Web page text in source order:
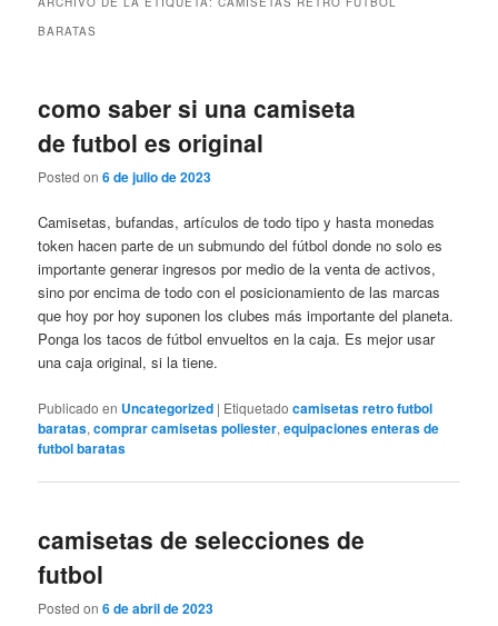
BARATAS
como saber si una camiseta
de futbol es original
Posted on6 de julio de 2023
Camisetas, bufandas, artículos de todo tipo y hasta monedas
token hacen parte de un submundo del fútbol donde no solo es
importante generar ingresos por medio de la venta de activos,
sino por encima de todo con el posicionamiento de las marcas
que hoy por hoy suponen los clubes más importante del planeta.
Ponga los tacos de fútbol envueltos en la caja. Es mejor usar
una caja original, si la tiene.
Publicado en Uncategorized | Etiquetado camisetas retro futbol
baratas,comprar camisetas poliester,equipaciones enteras de
futbol baratas
camisetas de selecciones de
futbol
Posted on6 de abril de 2023